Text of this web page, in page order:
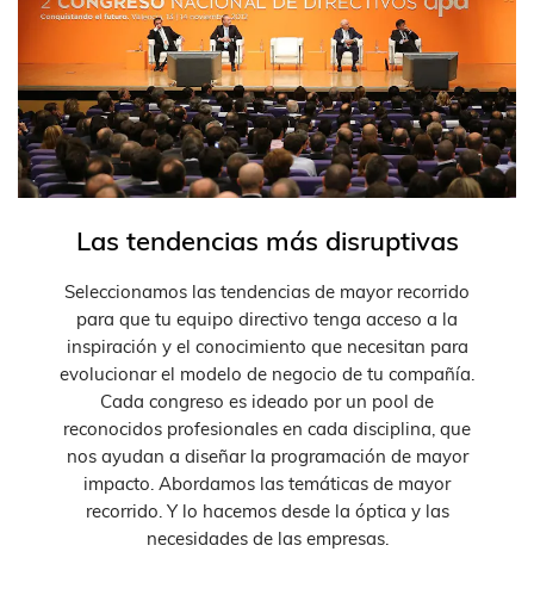
Las tendencias más disruptivas
Seleccionamos las tendencias de mayor recorrido
para que tu equipo directivo tenga acceso a la
inspiración y el conocimiento que necesitan para
evolucionar el modelo de negocio de tu compañía.
Cada congreso es ideado por un pool de
reconocidos profesionales en cada disciplina, que
nos ayudan a diseñar la programación de mayor
impacto. Abordamos las temáticas de mayor
recorrido. Y lo hacemos desde la óptica y las
necesidades de las empresas.